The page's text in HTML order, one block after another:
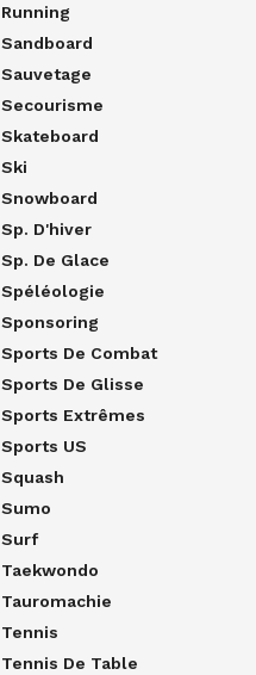
Running
Sandboard
Sauvetage
Secourisme
Skateboard
Ski
Snowboard
Sp. D'hiver
Sp. De Glace
Spéléologie
Sponsoring
Sports De Combat
Sports De Glisse
Sports Extrêmes
Sports US
Squash
Sumo
Surf
Taekwondo
Tauromachie
Tennis
Tennis De Table